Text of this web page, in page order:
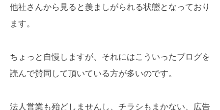
他社さんから見ると羨ましがられる状態となっており
ます。
ちょっと自慢しますが、それにはこういったブログを
読んで賛同して頂いている方が多いのです。
法人営業も殆どしませんし、チラシもまかない、広告